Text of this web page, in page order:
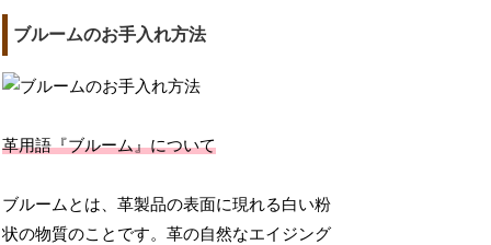
ブルームのお手入れ方法
革用語『ブルーム』について
ブルームとは、革製品の表面に現れる白い粉
状の物質のことです。革の自然なエイジング